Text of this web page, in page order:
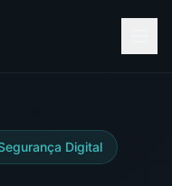
Digital